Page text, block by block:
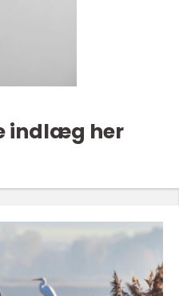
indlæg her